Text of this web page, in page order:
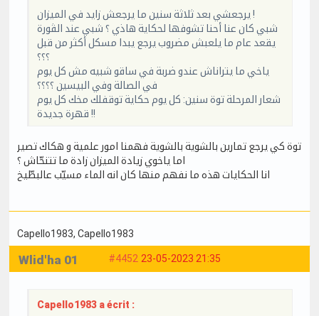
يرجعشي بعد ثلاثة سنين ما يرجعش زايد في الميزان !
شبي كان عنا أحنا تشوفها لحكاية هاذي ؟ شبي عند الڨورة
يقعد عام ما يلعبش مضروب يرجع يبدا مسكل أكثر من قبل
؟؟؟
ياخي ما يتراناش عندو ضربة في ساقو شبيه مش كل يوم
في الصالة وفي البيسين ؟؟؟؟
شعار المرحلة توة سنين: كل يوم حكاية توقفلك مخك كل يوم
قهرة جديدة !!
توة كي يرجع تمارين بالشوية بالشوية فهمنا امور علمية و هكاك تصير
اما ياخوي زيادة الميزان زادة ما تتنحّاش ؟
انا الحكايات هذه ما نفهم منها كان انه الماء مسيّب عالبطّيخ
Capello1983, Capello1983
#4452 23-05-2023 21:35
Wlid'ha 01
Capello1983 a écrit :